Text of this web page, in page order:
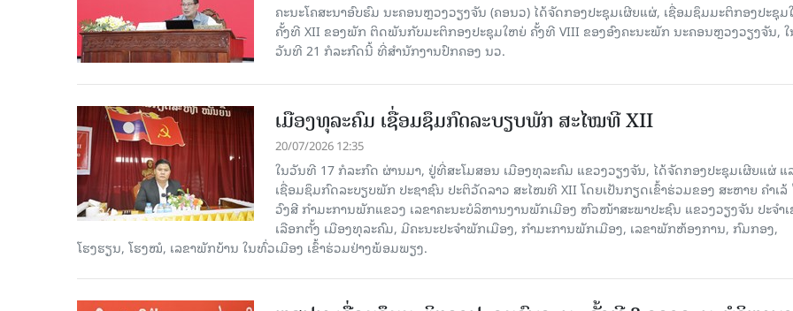
ຄະນະໂຄສະນາອົບຮົມ ນະຄອນຫຼວງວຽງຈັນ (ຄອນວ) ໄດ້ຈັດກອງປະຊຸມເຜີຍແຜ່, ເຊື່ອມຊຶມມະຕິກອງປະຊຸ
ຄັ້ງທີ XII ຂອງພັກ ຕິດພັນກັບມະຕິກອງປະຊຸມໃຫຍ່ ຄັ້ງທີ VIII ຂອງອົງຄະນະພັກ ນະຄອນຫຼວງວຽງຈັນ,
ວັນທີ 21 ກໍລະກົດນີ້ ທີ່ສໍານັກງານປົກຄອງ ນວ.
ເມືອງທຸລະຄົມ ເຊື່ອມຊຶມກົດລະບຽບພັກ ສະໄໝທີ XII
20/07/2026 12:35
ໃນວັນທີ 17 ກໍລະກົດ ຜ່ານມາ, ຢູ່ທີ່ສະໂມສອນ ເມືອງທຸລະຄົມ ແຂວງວຽງຈັນ, ໄດ້ຈັດກອງປະຊຸມເຜີຍແຜ່ ແ
ເຊື່ອມຊຶມກົດລະບຽບພັກ ປະຊາຊົນ ປະຕິວັດລາວ ສະໄໝທີ XII ໂດຍເປັນກຽດເຂົ້າຮ່ວມຂອງ ສະຫາຍ ຄຳເລ້
ວົງສີ ກຳມະການພັກແຂວງ ເລຂາຄະນະບໍລິຫານງານພັກເມືອງ ຫົວໜ້າສະພາປະຊົນ ແຂວງວຽງຈັນ ປະຈຳ
ເລືອກຕັ້ງ ເມືອງທຸລະຄົມ, ມີຄະນະປະຈຳພັກເມືອງ, ກຳມະການພັກເມືອງ, ເລຂາພັກຫ້ອງການ, ກົມກອງ,
ໂຮງຮຽນ, ໂຮງໝໍ, ເລຂາພັກບ້ານ ໃນທົ່ວເມືອງ ເຂົ້າຮ່ວມຢ່າງພ້ອມພຽງ.